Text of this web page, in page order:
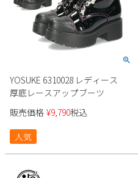
営業日カレンダー
休業日 お問い合わせ窓口休業日
日 月
2
3
16
17 18
23
YOSUKE 6310028 レディース
厚底レースアップブーツ
販売価格 ¥9,790税込
人気